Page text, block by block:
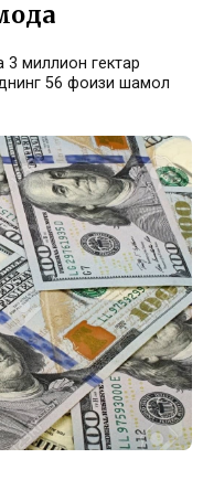
3 миллион гектар
56 фоизи шамол